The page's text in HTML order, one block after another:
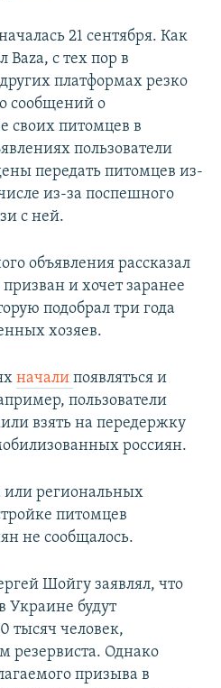
21 сентября. Как
Baza, с тех пор в
платформах резко
сообщений о
своих питомцев в
пользователи
передать питомцев из-
из-за поспешного
с ней.
объявления рассказал
и хочет заранее
подобрал три года
хозяев.
начали появляться и
пользователи
взять на передержку
россиян.
или региональных
питомцев
не сообщалось.
Шойгу заявлял, что
Украине будут
тысяч человек,
резервиста. Однако
призыва в